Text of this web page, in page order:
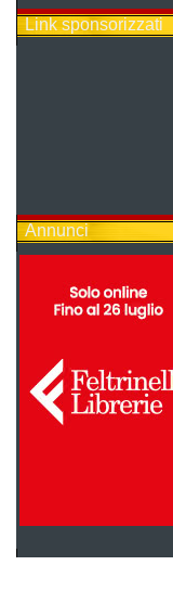
Link sponsorizzati
Annunci